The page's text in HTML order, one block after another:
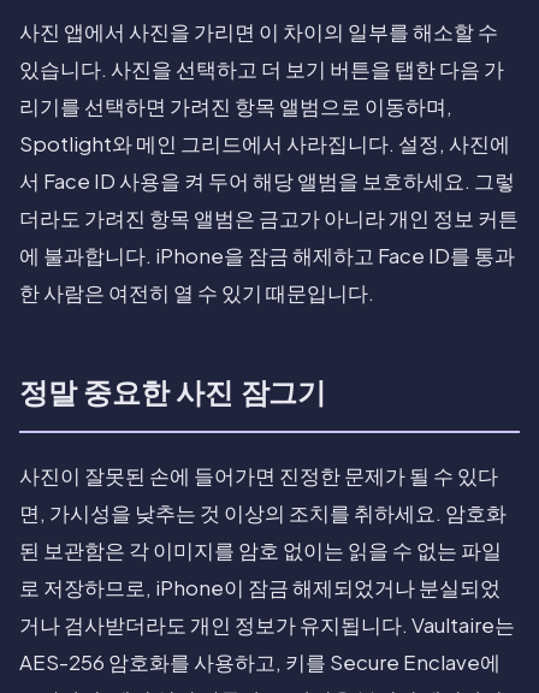
사진 앱에서 사진을 가리면 이 차이의 일부를 해소할 수
있습니다. 사진을 선택하고 더 보기 버튼을 탭한 다음 가
리기를 선택하면 가려진 항목 앨범으로 이동하며,
Spotlight와 메인 그리드에서 사라집니다. 설정, 사진에
서 Face ID 사용을 켜 두어 해당 앨범을 보호하세요. 그렇
더라도 가려진 항목 앨범은 금고가 아니라 개인 정보 커튼
에 불과합니다. iPhone을 잠금 해제하고 Face ID를 통과
한 사람은 여전히 열 수 있기 때문입니다.
정말 중요한 사진 잠그기
사진이 잘못된 손에 들어가면 진정한 문제가 될 수 있다
면, 가시성을 낮추는 것 이상의 조치를 취하세요. 암호화
된 보관함은 각 이미지를 암호 없이는 읽을 수 없는 파일
로 저장하므로, iPhone이 잠금 해제되었거나 분실되었
거나 검사받더라도 개인 정보가 유지됩니다. Vaultaire는
AES-256 암호화를 사용하고, 키를 Secure Enclave에